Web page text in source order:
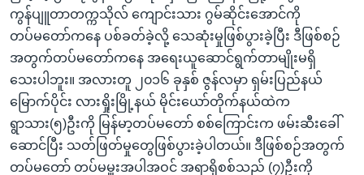
ကွန်ပျူတာတက္ကသိုလ် ကျောင်းသား ဂွမ်ဆိုင်းအောင်ကို
တပ်မတော်ကနေ ပစ်ခတ်ခဲ့လို့ သေဆုံးမှုဖြစ်ပွားခဲ့ပြီး ဒီဖြစ်စဉ်
အတွက်တပ်မတော်ကနေ အရေးယူဆောင်ရွက်တာမျိုးမရှိ
သေးပါဘူး။ အလားတူ ၂၀၁၆ ခုနှစ် ဇွန်လမှာ ရှမ်းပြည်နယ်
မြောက်ပိုင်း လားရှိုးမြို့နယ် မိုင်းယော်တိုက်နယ်ထဲက
ရွာသား(၅)ဦးကို မြန်မာ့တပ်မတော် စစ်ကြောင်းက ဖမ်းဆီးခေါ်
ဆောင်ပြီး သတ်ဖြတ်မှုတွေဖြစ်ပွားခဲ့ပါတယ်။ ဒီဖြစ်စဉ်အတွက်
တပ်မတော် တပ်မမှူးအပါအဝင် အရာရှိစစ်သည် (၇)ဦးကို